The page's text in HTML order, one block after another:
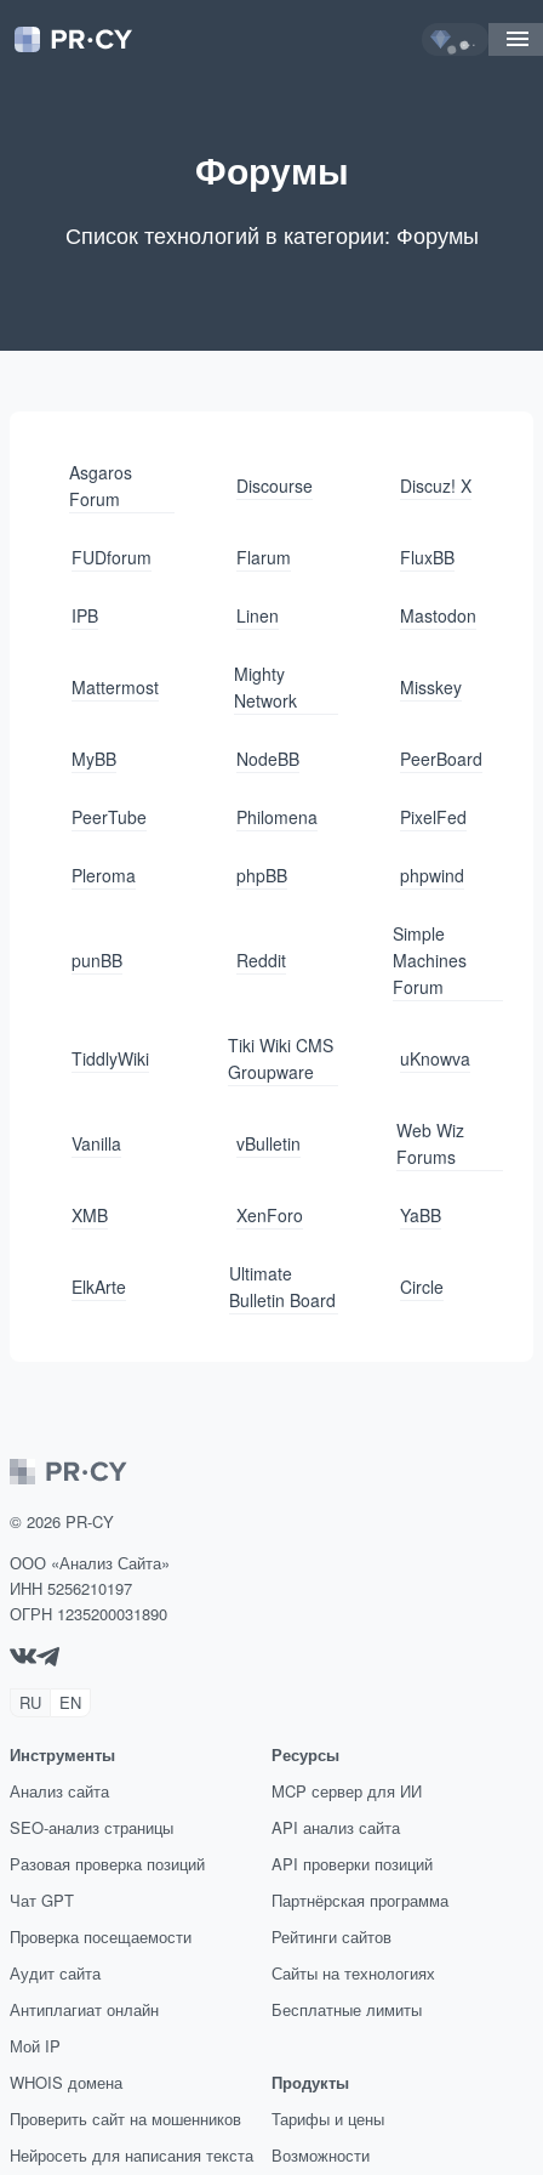
...
Форумы
Список технологий в категории: Форумы
Asgaros
Forum
Discourse Discuz! X
FUDforum Flarum FluxBB
IPB Linen Mastodon
Mattermost
Mighty
Network
Misskey
MyBB NodeBB PeerBoard
PeerTube Philomena PixelFed
Pleroma phpBB phpwind
punBB Reddit
Simple
Machines
Forum
TiddlyWiki
Tiki Wiki CMS
Groupware
uKnowva
Vanilla vBulletin
Web Wiz
Forums
XMB XenForo YaBB
ElkArte
Ultimate
Bulletin Board
Circle
© 2026 PR-CY
ООО «Анализ Сайта»
ИНН 5256210197
ОГРН 1235200031890
RU EN
Инструменты
Анализ сайта
SEO-анализ страницы
Разовая проверка позиций
Чат GPT
Проверка посещаемости
Аудит сайта
Антиплагиат онлайн
Мой IP
WHOIS домена
Проверить сайт на мошенников
Нейросеть для написания текста
Ресурсы
MCP сервер для ИИ
API анализ сайта
API проверки позиций
Партнёрская программа
Рейтинги сайтов
Сайты на технологиях
Бесплатные лимиты
Продукты
Тарифы и цены
Возможности